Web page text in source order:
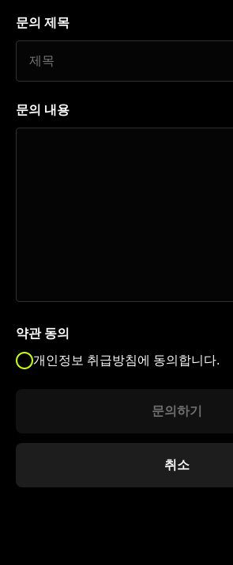
문의 제목
문의 내용
약관 동의
개인정보 취급방침에 동의합니다.
문의하기
취소